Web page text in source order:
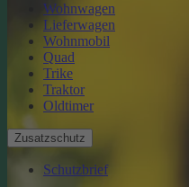
Wohnwagen
Lieferwagen
Wohnmobil
Quad
Trike
Traktor
Oldtimer
Zusatzschutz
Schutzbrief